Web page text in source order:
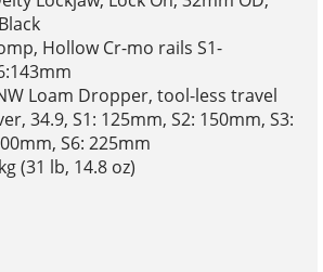
Hollow Cr-mo rails S1-
Loam Dropper, tool-less travel
34.9, S1: 125mm, S2: 150mm, S3:
S6: 225mm
(31 lb, 14.8 oz)